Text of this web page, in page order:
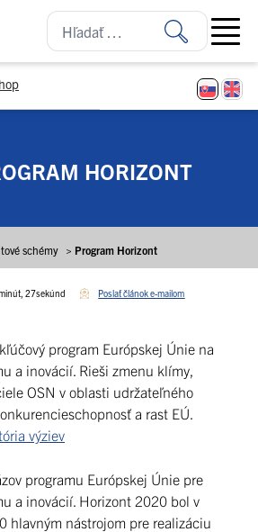
Open
HORIZONT
schémy > Program Horizont
27sekúnd Poslať článok e-mailom
program Európskej Únie na
a inovácií. Rieši zmenu klímy,
OSN v oblasti udržateľného
a rast EÚ.
výziev
programu Európskej Únie pre
a inovácií. Horizont 2020 bol v
hlavným nástrojom pre realizáciu